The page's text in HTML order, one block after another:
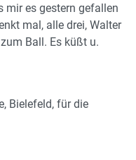
mir es gestern gefallen
mal, alle drei, Walter
Ball. Es küßt u.
Bielefeld, für die